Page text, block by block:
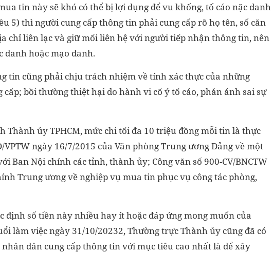
tin này sẽ khó có thể bị lợi dụng để vu khống, tố cáo nặc danh
5) thì người cung cấp thông tin phải cung cấp rõ họ tên, số căn
chỉ liên lạc và giữ mối liên hệ với người tiếp nhận thông tin, nên
danh hoặc mạo danh.
tin cũng phải chịu trách nhiệm về tính xác thực của những
bồi thường thiệt hại do hành vi cố ý tố cáo, phản ánh sai sự
Thành ủy TPHCM, mức chi tối đa 10 triệu đồng mỗi tin là thực
ngày 16/7/2015 của Văn phòng Trung ương Đảng về một
Ban Nội chính các tỉnh, thành ủy; Công văn số 900-CV/BNCTW
Trung ương về nghiệp vụ mua tin phục vụ công tác phòng,
định số tiền này nhiều hay ít hoặc đáp ứng mong muốn của
làm việc ngày 31/10/20232, Thường trực Thành ủy cũng đã có
nhân dân cung cấp thông tin với mục tiêu cao nhất là để xây